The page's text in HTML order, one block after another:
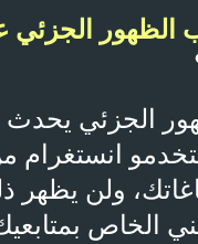
الجزئي
الجزئي يحدث
انستغرام
ولن يظهر
الخاص